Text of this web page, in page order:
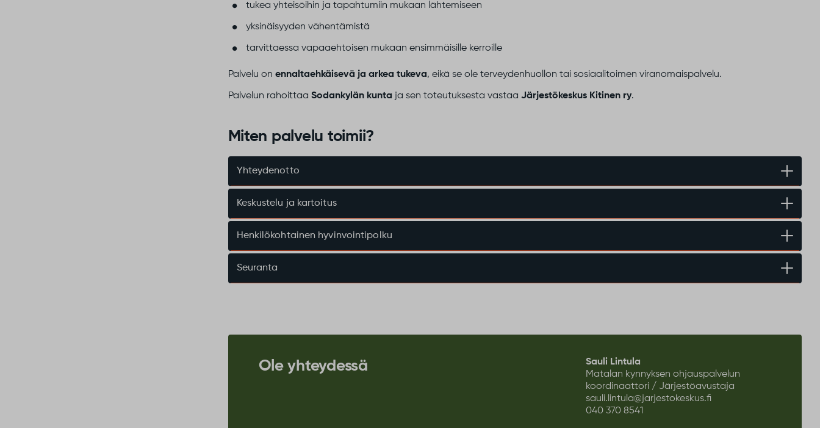
tukea yhteisöihin ja tapahtumiin mukaan lähtemiseen
yksinäisyyden vähentämistä
tarvittaessa vapaaehtoisen mukaan ensimmäisille kerroille
Palvelu on ennaltaehkäisevä ja arkea tukeva, eikä se ole terveydenhuollon tai sosiaalitoimen viranomaispalvelu.
Palvelun rahoittaa Sodankylän kunta ja sen toteutuksesta vastaa Järjestökeskus Kitinen ry.
Miten palvelu toimii?
Yhteydenotto
Keskustelu ja kartoitus
Henkilökohtainen hyvinvointipolku
Seuranta
Ole yhteydessä
Sauli Lintula
Matalan kynnyksen ohjauspalvelun
koordinaattori / Järjestöavustaja
sauli.lintula@jarjestokeskus.fi
040 370 8541